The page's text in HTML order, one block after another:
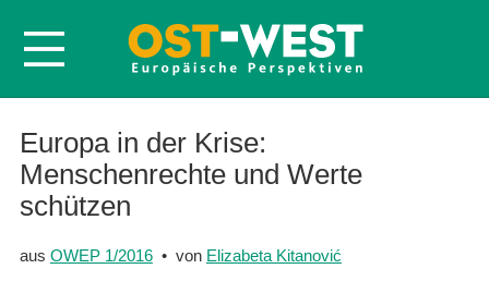
Startseite
Über OWEP
Volltexte
Probeheft
Europa in der Krise:
Menschenrechte und Werte
schützen
aus OWEP 1/2016• von Elizabeta Kitanović